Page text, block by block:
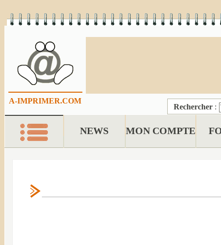
A-IMPRIMER.COM
Rechercher :
NEWS MON COMPTE